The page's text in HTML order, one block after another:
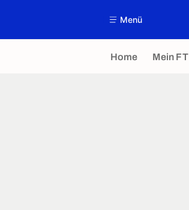
Menü
Home Mein FT